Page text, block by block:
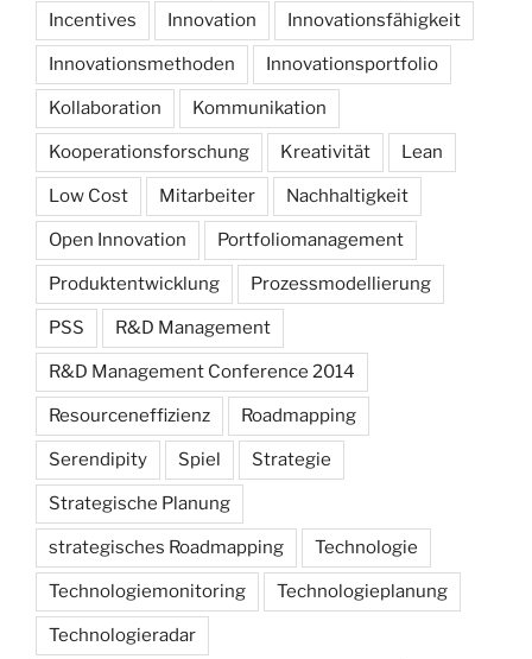
Incentives Innovation Innovationsfähigkeit
Innovationsmethoden Innovationsportfolio
Kollaboration Kommunikation
Kooperationsforschung Kreativität Lean
Low Cost Mitarbeiter Nachhaltigkeit
Open Innovation Portfoliomanagement
Produktentwicklung Prozessmodellierung
PSS R&D Management
R&D Management Conference 2014
Resourceneffizienz Roadmapping
Serendipity Spiel Strategie
Strategische Planung
strategisches Roadmapping Technologie
Technologiemonitoring Technologieplanung
Technologieradar